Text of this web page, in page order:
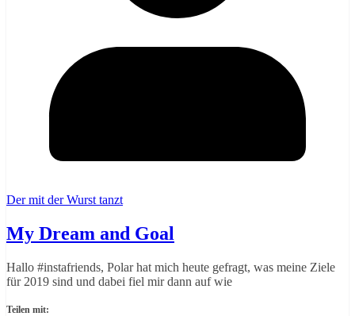
Der mit der Wurst tanzt
My Dream and Goal
Hallo #instafriends, Polar hat mich heute gefragt, was meine Ziele
für 2019 sind und dabei fiel mir dann auf wie
Teilen mit: